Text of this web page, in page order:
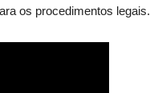
os procedimentos legais.